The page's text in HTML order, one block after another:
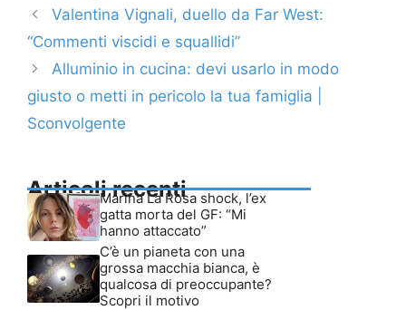
Valentina Vignali, duello da Far West:
“Commenti viscidi e squallidi”
Alluminio in cucina: devi usarlo in modo
giusto o metti in pericolo la tua famiglia |
Sconvolgente
Articoli recenti
Marina La Rosa shock, l’ex
gatta morta del GF: “Mi
hanno attaccato”
C’è un pianeta con una
grossa macchia bianca, è
qualcosa di preoccupante?
Scopri il motivo